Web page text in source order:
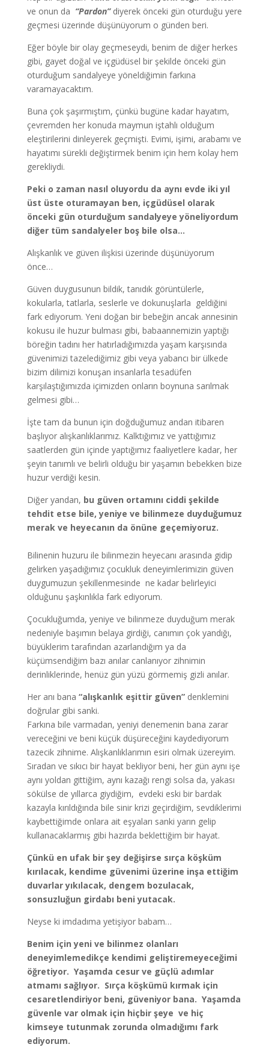
ve onun da “Pardon”diyerek önceki gün oturduğu yere
geçmesi üzerinde düşünüyorum o günden beri.
Eğer böyle bir olay geçmeseydi, benim de diğer herkes
gibi, gayet doğal ve içgüdüsel bir şekilde önceki gün
oturduğum sandalyeye yöneldiğimin farkına
varamayacaktım.
Buna çok şaşırmıştım, çünkü bugüne kadar hayatım,
çevremden her konuda maymun iştahlı olduğum
eleştirilerini dinleyerek geçmişti. Evimi, işimi, arabamı ve
hayatımı sürekli değiştirmek benim için hem kolay hem
gerekliydi.
Peki o zaman nasıl oluyordu da aynı evde iki yıl
üst üste oturamayan ben, içgüdüsel olarak
önceki gün oturduğum sandalyeye yöneliyordum
diğer tüm sandalyeler boş bile olsa…
Alışkanlık ve güven ilişkisi üzerinde düşünüyorum
önce…
Güven duygusunun bildik, tanıdık görüntülerle,
kokularla, tatlarla, seslerle ve dokunuşlarla geldiğini
fark ediyorum. Yeni doğan bir bebeğin ancak annesinin
kokusu ile huzur bulması gibi, babaannemizin yaptığı
böreğin tadını her hatırladığımızda yaşam karşısında
güvenimizi tazelediğimiz gibi veya yabancı bir ülkede
bizim dilimizi konuşan insanlarla tesadüfen
karşılaştığımızda içimizden onların boynuna sarılmak
gelmesi gibi…
İşte tam da bunun için doğduğumuz andan itibaren
başlıyor alışkanlıklarımız. Kalktığımız ve yattığımız
saatlerden gün içinde yaptığımız faaliyetlere kadar, her
şeyin tanımlı ve belirli olduğu bir yaşamın bebekken bize
huzur verdiği kesin.
Diğer yandan, bu güven ortamını ciddi şekilde
tehdit etse bile, yeniye ve bilinmeze duyduğumuz
merak ve heyecanın da önüne geçemiyoruz.
Bilinenin huzuru ile bilinmezin heyecanı arasında gidip
gelirken yaşadığımız çocukluk deneyimlerimizin güven
duygumuzun şekillenmesinde ne kadar belirleyici
olduğunu şaşkınlıkla fark ediyorum.
Çocukluğumda, yeniye ve bilinmeze duyduğum merak
nedeniyle başımın belaya girdiği, canımın çok yandığı,
büyüklerim tarafından azarlandığım ya da
küçümsendiğim bazı anılar canlanıyor zihnimin
derinliklerinde, henüz gün yüzü görmemiş gizli anılar.
Her anı bana “alışkanlık eşittir güven”denklemini
doğrular gibi sanki.
Farkına bile varmadan, yeniyi denemenin bana zarar
vereceğini ve beni küçük düşüreceğini kaydediyorum
tazecik zihnime. Alışkanlıklarımın esiri olmak üzereyim.
Sıradan ve sıkıcı bir hayat bekliyor beni, her gün aynı işe
aynı yoldan gittiğim, aynı kazağı rengi solsa da, yakası
sökülse de yıllarca giydiğim, evdeki eski bir bardak
kazayla kırıldığında bile sinir krizi geçirdiğim, sevdiklerimi
kaybettiğimde onlara ait eşyaları sanki yarın gelip
kullanacaklarmış gibi hazırda beklettiğim bir hayat.
Çünkü en ufak bir şey değişirse sırça köşküm
kırılacak, kendime güvenimi üzerine inşa ettiğim
duvarlar yıkılacak, dengem bozulacak,
sonsuzluğun girdabı beni yutacak.
Neyse ki imdadıma yetişiyor babam…
Benim için yeni ve bilinmez olanları
deneyimlemedikçe kendimi geliştiremeyeceğimi
öğretiyor. Yaşamda cesur ve güçlü adımlar
atmamı sağlıyor. Sırça köşkümü kırmak için
cesaretlendiriyor beni, güveniyor bana. Yaşamda
güvenle var olmak için hiçbir şeye ve hiç
kimseye tutunmak zorunda olmadığımı fark
ediyorum.